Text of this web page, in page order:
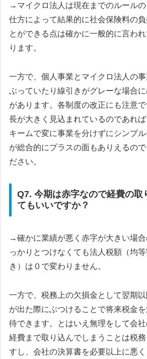
→マイクロ法人は現在までのルール
仕方によって結果的に社会保険料の
とができる点は確かに一般的に言わ
ります。
一方で、個人事業とマイクロ法人の
ぶっていたり線引きがグレーな場合
があります。各制度の改正にも注意
長が大きく見込まれているのであれ
キームで変に事業を分けずにシンプ
が総合的にプラスの面もありえるので
ださい。
Q7. 今期は赤字なので経費の取
てもいいですか？
→確かに業績が悪く赤字が大きい場
っかりとつけなくても法人税額（均
き）は０で変わりません。
一方で、税務上の欠損金として翌期
が出た際にぶつけることで将来税金
待できます。とはいえ無理をして会
経費まで取り込んでしまうことは税
すし、会社の決算書を必要以上に悪